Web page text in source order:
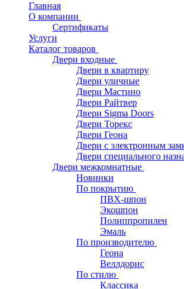
Главная
О компании
Сертификаты
Услуги
Каталог товаров
Двери входные
Двери в квартиру
Двери уличные
Двери Мастино
Двери Райтвер
Двери Sigma Doors
Двери Торекс
Двери Геона
Двери с электронным
Двери специального
Двери межкомнатные
Новинки
По покрытию
ПВХ-шпон
Экошпон
Полиппропилен
Эмаль
По производителю
Геона
Веллдорис
По стилю
Классика